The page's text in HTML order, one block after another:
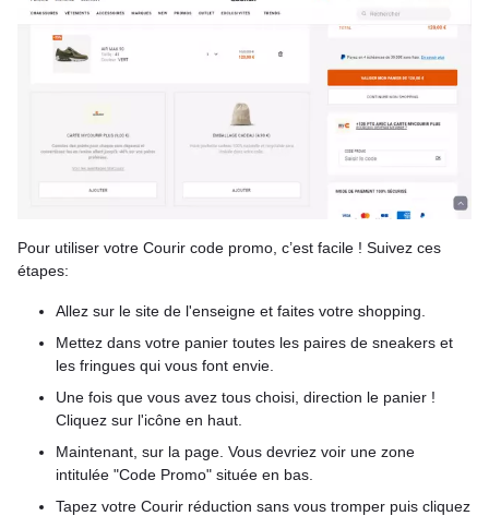
Pour utiliser votre Courir code promo, c’est facile ! Suivez ces
étapes:
Allez sur le site de l'enseigne et faites votre shopping.
Mettez dans votre panier toutes les paires de sneakers et
les fringues qui vous font envie.
Une fois que vous avez tous choisi, direction le panier !
Cliquez sur l'icône en haut.
Maintenant, sur la page. Vous devriez voir une zone
intitulée "Code Promo" située en bas.
Tapez votre Courir réduction sans vous tromper puis cliquez